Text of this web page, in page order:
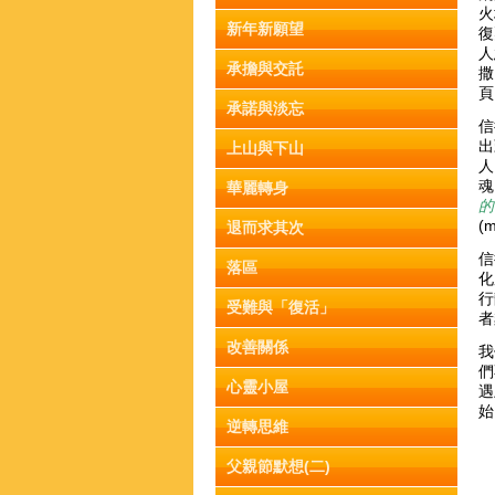
新年新願望
承擔與交託
承諾與淡忘
上山與下山
華麗轉身
退而求其次
落區
受難與「復活」
改善關係
心靈小屋
逆轉思維
父親節默想(二)